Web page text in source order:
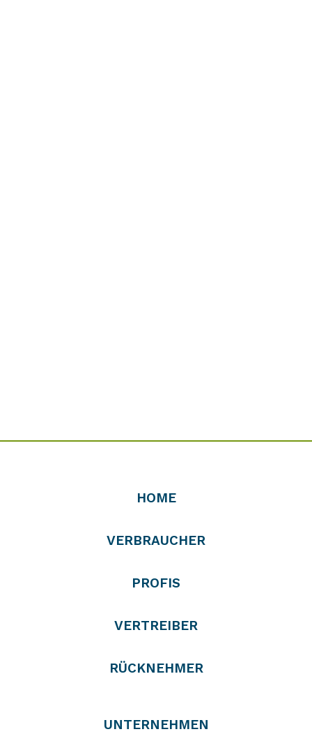
HOME
VERBRAUCHER
PROFIS
VERTREIBER
RÜCKNEHMER
UNTERNEHMEN